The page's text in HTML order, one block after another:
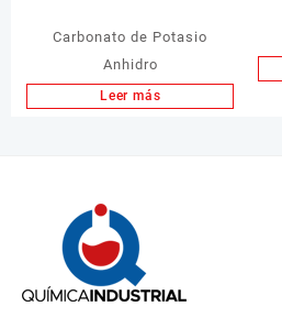
Carbonato de Potasio
Anhidro
Leer más